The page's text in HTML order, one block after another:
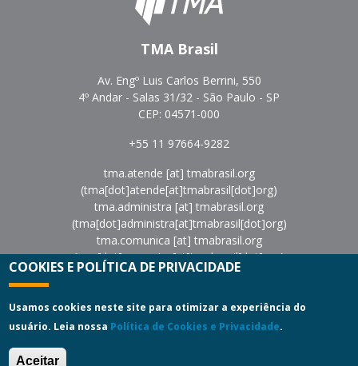
TMA Brasil
Av. Engº Luis Carlos Berrini, 550
4º Andar - Salas 31/32 - São Paulo - SP
CEP: 04571-000
+55 11 97664-9282
tma.atende [at] tmabrasil.org
(tma[dot]atende[at]tmabrasil[dot]org)
tma.administra [at] tmabrasil.org
(tma[dot]administra[at]tmabrasil[dot]org)
tma.comunica [at] tmabrasil.org
(tma[dot]comunica[at]tmabrasil[dot]org)
eventos [at]tmabrasil.org(eventos[at]tmabrasil[dot]org)
Política de Privacidade|Termos de Uso
Copyright © 2022Turnaround Management Association do
COOKIES E POLÍTICA DE PRIVACIDADE
Usamos cookies neste site para otimizar a experiência do
usuário. Leia nossa Política de Cookies e Privacidade.
Aceitar